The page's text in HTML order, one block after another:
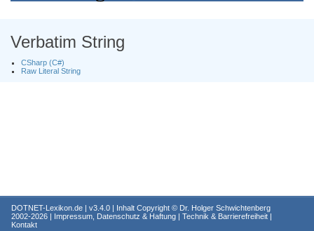
Verbatim String
CSharp (C#)
Raw Literal String
DOTNET-Lexikon.de | v3.4.0 | Inhalt Copyright © Dr. Holger Schwichtenberg
2002-2026 | Impressum, Datenschutz & Haftung | Technik & Barrierefreiheit |
Kontakt